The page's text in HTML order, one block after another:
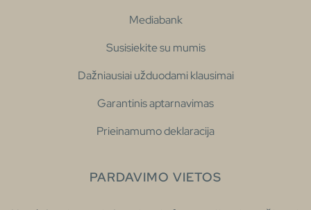
Mediabank
Susisiekite su mumis
Dažniausiai užduodami klausimai
Garantinis aptarnavimas
Prieinamumo deklaracija
PARDAVIMO VIETOS